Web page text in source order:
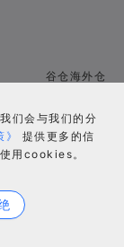
谷仓海外仓
们会与我们的分
提供更多的信
用cookies。